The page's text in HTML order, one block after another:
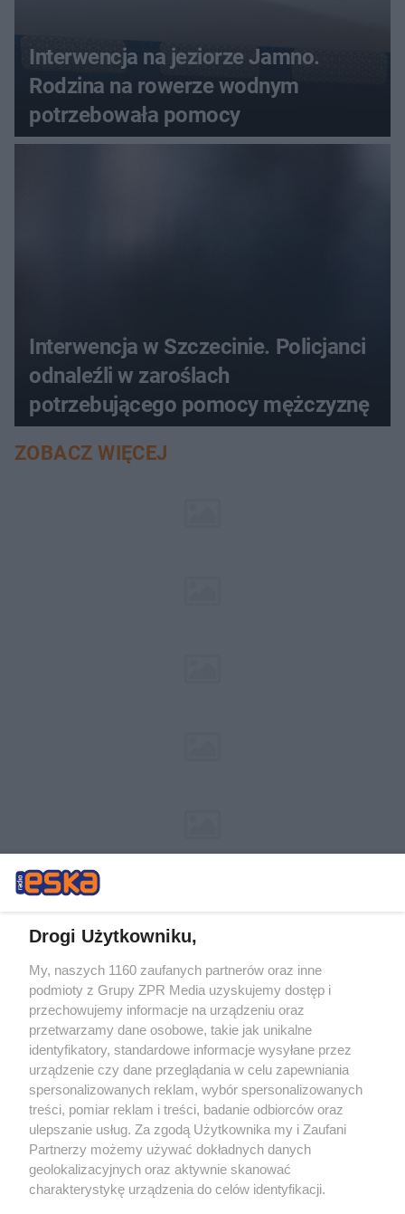
Interwencja na jeziorze Jamno.
Rodzina na rowerze wodnym
potrzebowała pomocy
Interwencja w Szczecinie. Policjanci
odnaleźli w zaroślach
potrzebującego pomocy mężczyznę
ZOBACZ WIĘCEJ
Żaden utwór zamieszczony w serwisie nie może być powielany i
rozpowszechniany lub dalej rozpowszechniany w jakikolwiek sposób (w
tym także elektroniczny lub mechaniczny) na jakimkolwiek polu
eksploatacji w jakiejkolwiek formie, włącznie z umieszczaniem w
Internecie bez pisemnej zgody właściciela praw. Jakiekolwiek użycie lub
wykorzystanie utworów w całości lub w części z naruszeniem prawa,
tzn. bez właściwej zgody, jest zabronione pod groźbą kary i może być
ścigane prawnie.
Drogi Użytkowniku,
My, naszych 1160 zaufanych partnerów oraz inne
podmioty z Grupy ZPR Media uzyskujemy dostęp i
przechowujemy informacje na urządzeniu oraz
przetwarzamy dane osobowe, takie jak unikalne
identyfikatory, standardowe informacje wysyłane przez
urządzenie czy dane przeglądania w celu zapewniania
spersonalizowanych reklam, wybór spersonalizowanych
treści, pomiar reklam i treści, badanie odbiorców oraz
ulepszanie usług. Za zgodą Użytkownika my i Zaufani
Partnerzy możemy używać dokładnych danych
geolokalizacyjnych oraz aktywnie skanować
charakterystykę urządzenia do celów identyfikacji.